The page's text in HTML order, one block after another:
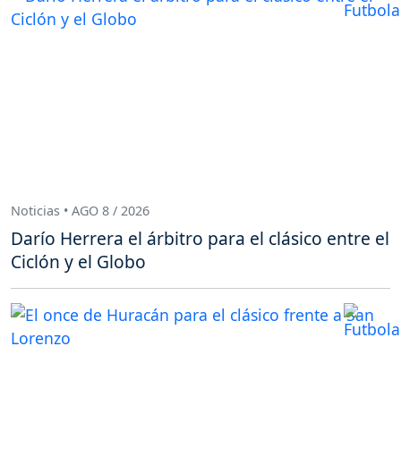
Noticias • AGO 8 / 2026
Darío Herrera el árbitro para el clásico entre el
Ciclón y el Globo